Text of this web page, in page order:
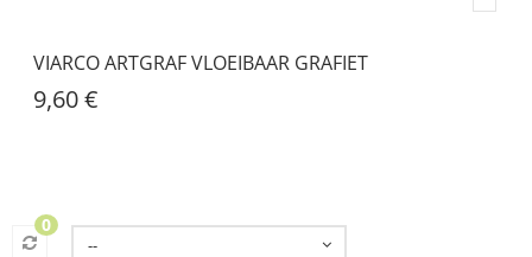
VIARCO ARTGRAF VLOEIBAAR GRAFIET
9,60 €
0
--